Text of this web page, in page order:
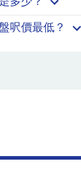
呎價最低？